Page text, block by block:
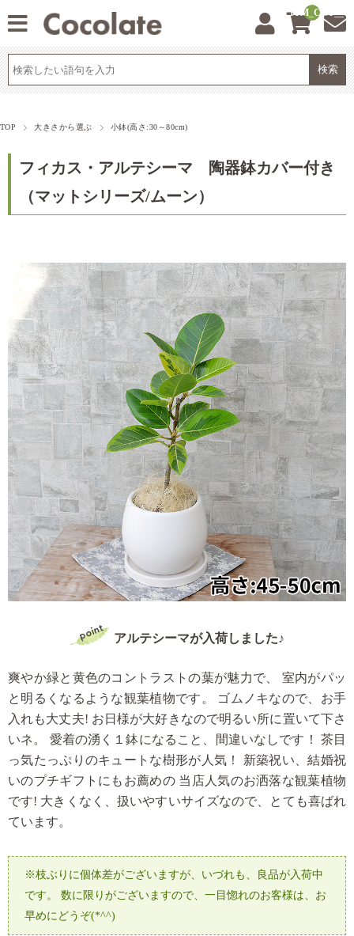
__ITM_CNT__
TOP 大きさから選ぶ 小鉢(高さ:30～80cm)
フィカス・アルテシーマ 陶器鉢カバー付き
（マットシリーズ/ムーン）
アルテシーマが入荷しました♪
爽やか緑と黄色のコントラストの葉が魅力で、
室内がパッ
と明るくなるような観葉植物です。
ゴムノキなので、お手
入れも大丈夫! お日様が大好きなので明るい所に置いて下さ
いネ。
愛着の湧く１鉢になること、間違いなしです！
茶目
っ気たっぷりのキュートな樹形が人気！
新築祝い、結婚祝
いのプチギフトにもお薦めの 当店人気のお洒落な観葉植物
です! 大きくなく、扱いやすいサイズなので、とても喜ばれ
ています。
※枝ぶりに個体差がございますが、いづれも、良品が入荷中
です。
数に限りがございますので、一目惚れのお客様は、お
早めにどうぞ(*^^)